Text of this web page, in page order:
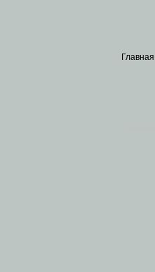
Главная